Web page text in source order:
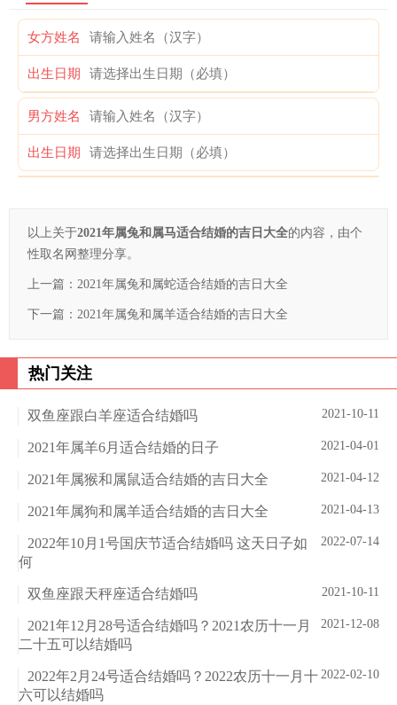
女方姓名
出生日期
男方姓名
出生日期
以上关于2021年属兔和属马适合结婚的吉日大全的内容，由个
性取名网整理分享。
上一篇： 2021年属兔和属蛇适合结婚的吉日大全
下一篇： 2021年属兔和属羊适合结婚的吉日大全
热门关注
2021-10-11
双鱼座跟白羊座适合结婚吗
2021-04-01
2021年属羊6月适合结婚的日子
2021-04-12
2021年属猴和属鼠适合结婚的吉日大全
2021-04-13
2021年属狗和属羊适合结婚的吉日大全
2022-07-14
2022年10月1号国庆节适合结婚吗 这天日子如
何
2021-10-11
双鱼座跟天秤座适合结婚吗
2021-12-08
2021年12月28号适合结婚吗？2021农历十一月
二十五可以结婚吗
2022-02-10
2022年2月24号适合结婚吗？2022农历十一月十
六可以结婚吗